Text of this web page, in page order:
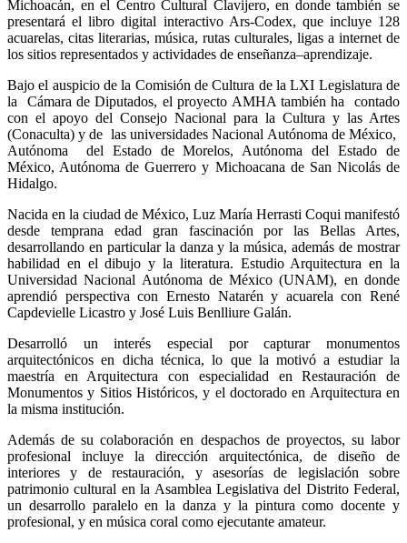
Michoacán, en el Centro Cultural Clavijero, en donde también se
presentará el libro digital interactivo Ars-Codex, que incluye 128
acuarelas, citas literarias, música, rutas culturales, ligas a internet de
los sitios representados y actividades de enseñanza–aprendizaje.
Bajo el auspicio de la Comisión de Cultura de la LXI Legislatura de
la Cámara de Diputados, el proyecto AMHA también ha contado
con el apoyo del Consejo Nacional para la Cultura y las Artes
(Conaculta) y de las universidades Nacional Autónoma de México,
Autónoma del Estado de Morelos, Autónoma del Estado de
México, Autónoma de Guerrero y Michoacana de San Nicolás de
Hidalgo.
Nacida en la ciudad de México, Luz María Herrasti Coqui manifestó
desde temprana edad gran fascinación por las Bellas Artes,
desarrollando en particular la danza y la música, además de mostrar
habilidad en el dibujo y la literatura. Estudio Arquitectura en la
Universidad Nacional Autónoma de México (UNAM), en donde
aprendió perspectiva con Ernesto Natarén y acuarela con René
Capdevielle Licastro y José Luis Benlliure Galán.
Desarrolló un interés especial por capturar monumentos
arquitectónicos en dicha técnica, lo que la motivó a estudiar la
maestría en Arquitectura con especialidad en Restauración de
Monumentos y Sitios Históricos, y el doctorado en Arquitectura en
la misma institución.
Además de su colaboración en despachos de proyectos, su labor
profesional incluye la dirección arquitectónica, de diseño de
interiores y de restauración, y asesorías de legislación sobre
patrimonio cultural en la Asamblea Legislativa del Distrito Federal,
un desarrollo paralelo en la danza y la pintura como docente y
profesional, y en música coral como ejecutante amateur.